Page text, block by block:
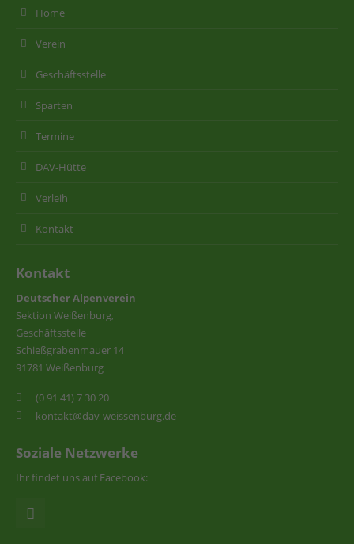
Home
Verein
Geschäftsstelle
Sparten
Termine
DAV-Hütte
Verleih
Kontakt
Kontakt
Deutscher Alpenverein
Sektion Weißenburg,
Geschäftsstelle
Schießgrabenmauer 14
91781 Weißenburg
(0 91 41) 7 30 20
kontakt@dav-weissenburg.de
Soziale Netzwerke
Ihr findet uns auf Facebook: